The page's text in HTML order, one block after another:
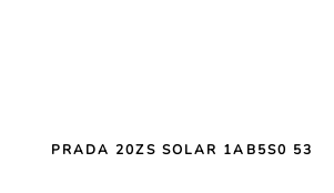
PRADA 20ZS SOLAR 1AB5S0 53